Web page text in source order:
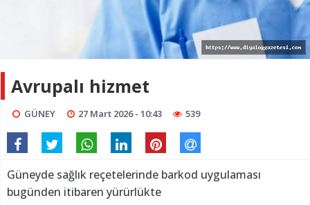
Avrupalı hizmet
GÜNEY 27 Mart 2026 - 10:43 539
Güneyde sağlık reçetelerinde barkod uygulaması
bugünden itibaren yürürlükte